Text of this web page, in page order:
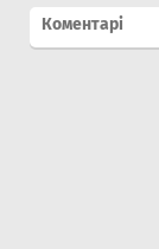
Коментарі